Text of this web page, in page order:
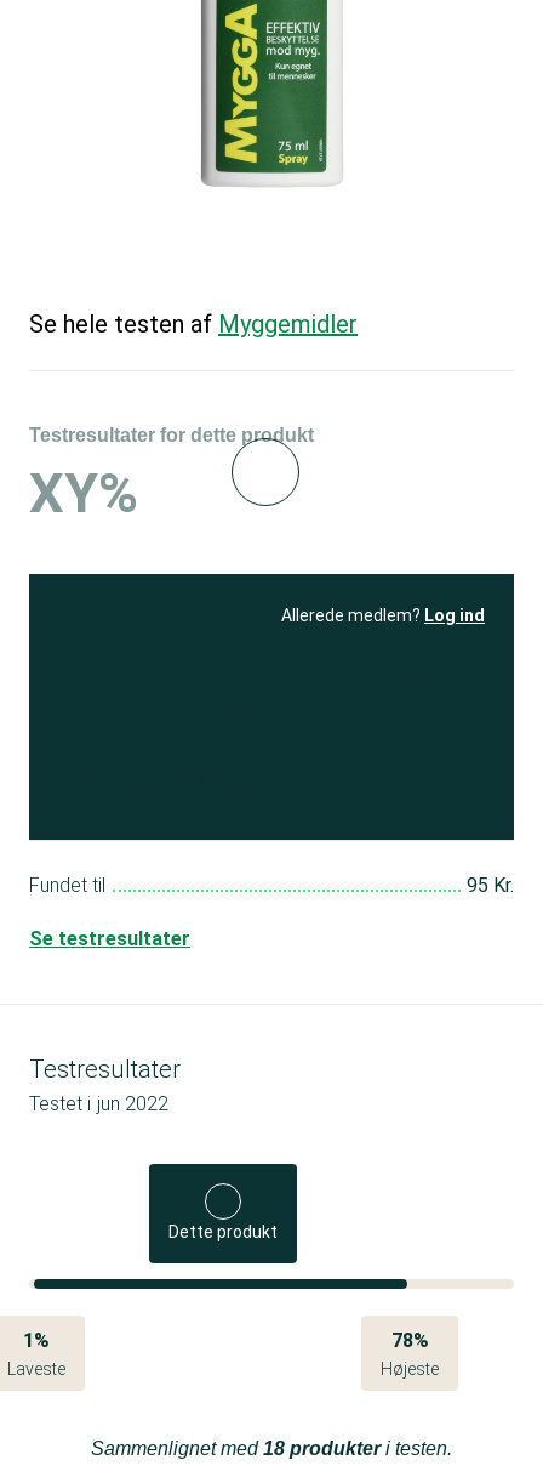
Se hele testen af Myggemidler
Testresultater for dette produkt
XY%
Allerede medlem? Log ind
Fundet til 95 Kr.
Se testresultater
Testresultater
Testet i jun 2022
Dette produkt
1%
Laveste
78%
Højeste
Sammenlignet med18 produkteri testen.